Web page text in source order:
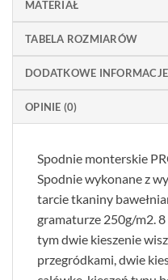
MATERIAŁ
TABELA ROZMIARÓW
DODATKOWE INFORMACJE
OPINIE (0)
Spodnie monterskie
Spodnie wykonane z
tarcie tkaniny
gramaturze 250g/m2.
tym dwie kieszenie
przegródkami, dwie